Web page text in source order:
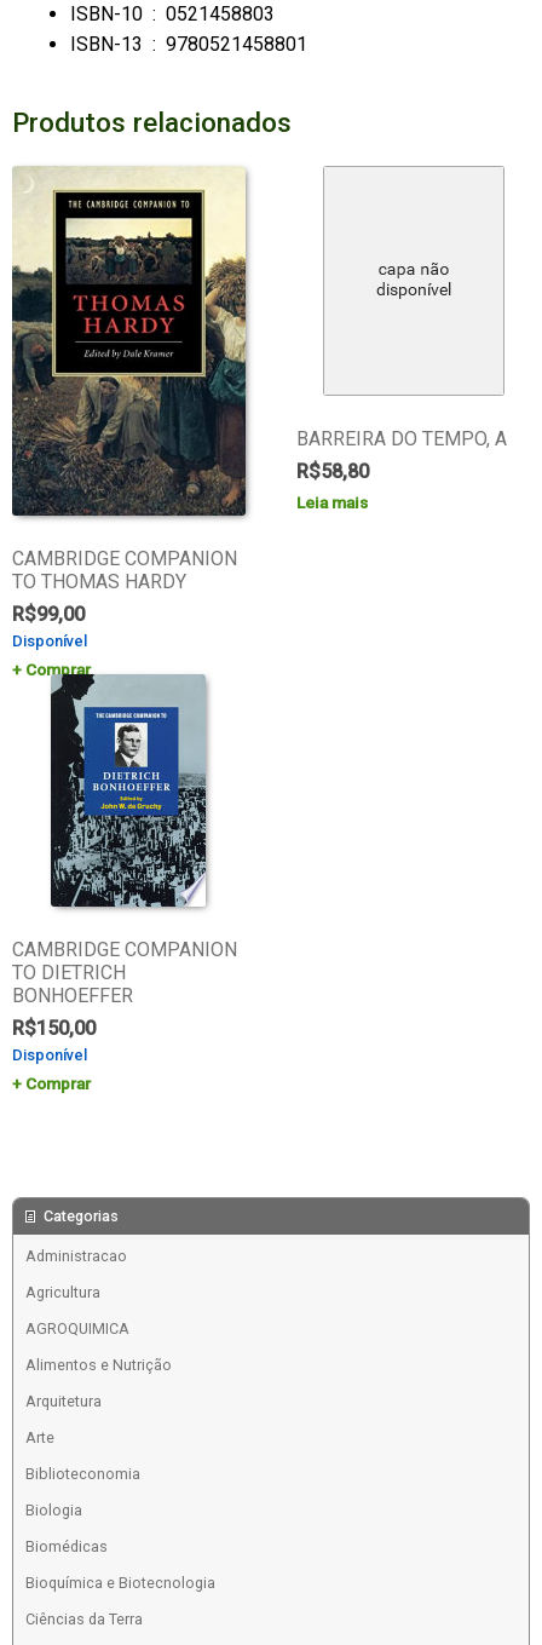
ISBN-10 ‏ : ‎ 0521458803
ISBN-13 ‏ : ‎ 9780521458801
Produtos relacionados
CAMBRIDGE COMPANION
TO THOMAS HARDY
R$99,00
Disponível
Comprar
BARREIRA DO TEMPO, A
R$58,80
Leia mais
CAMBRIDGE COMPANION
TO DIETRICH
BONHOEFFER
R$150,00
Disponível
Comprar
Categorias
Administracao
Agricultura
AGROQUIMICA
Alimentos e Nutrição
Arquitetura
Arte
Biblioteconomia
Biologia
Biomédicas
Bioquímica e Biotecnologia
Ciências da Terra